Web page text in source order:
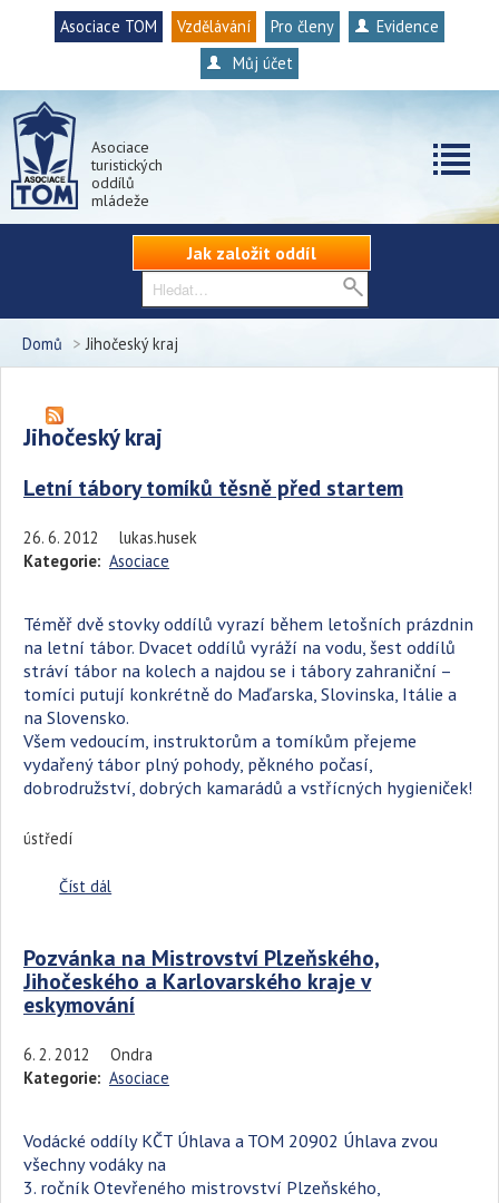
Asociace TOM Vzdělávání Pro členy
Evidence
Můj účet
Asociace
turistických
oddílů
mládeže
Jak založit oddíl
Domů > Jihočeský kraj
Jihočeský kraj
Letní tábory tomíků těsně před startem
26. 6. 2012
lukas.husek
Kategorie: Asociace
Téměř dvě stovky oddílů vyrazí během letošních prázdnin
na letní tábor. Dvacet oddílů vyráží na vodu, šest oddílů
stráví tábor na kolech a najdou se i tábory zahraniční –
tomíci putují konkrétně do Maďarska, Slovinska, Itálie a
na Slovensko.
Všem vedoucím, instruktorům a tomíkům přejeme
vydařený tábor plný pohody, pěkného počasí,
dobrodružství, dobrých kamarádů a vstřícných hygieniček!
ústředí
Číst dál
Pozvánka na Mistrovství Plzeňského,
Jihočeského a Karlovarského kraje v
eskymování
6. 2. 2012
Ondra
Kategorie: Asociace
Vodácké oddíly KČT Úhlava a TOM 20902 Úhlava zvou
všechny vodáky na
3. ročník Otevřeného mistrovství Plzeňského,